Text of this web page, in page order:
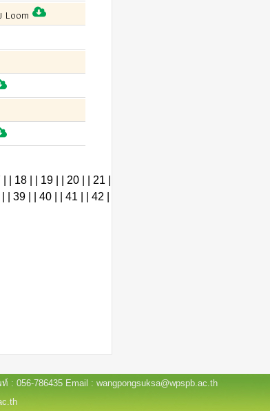
Loom
| 18 | | 19 | | 20 |
| 21 |
| 39 | | 40 | | 41 |
| 42 |
056-786435 Email : wangpongsuksa@wpspb.ac.th